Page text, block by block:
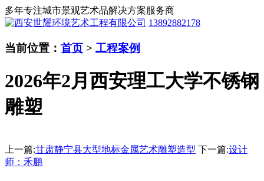
多年专注城市景观艺术品解决方案服务商
13892882178
当前位置： 首页 > 工程案例
2026年2月西安理工大学不锈钢
雕塑
上一篇:甘肃静宁县大型地标金属艺术雕塑造型 下一篇:设计
师：禾鹏